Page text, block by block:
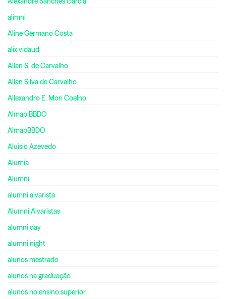
alimni
Aline Germano Costa
alix vidaud
Allan S. de Carvalho
Allan Silva de Carvalho
Allexandro E. Mori Coelho
Almap BBDO
AlmapBBDO
Aluísio Azevedo
Alumia
Alumni
alumni alvarista
Alumni Alvaristas
alumni day
alumni night
alunos mestrado
alunos na graduação
alunos no ensino superior